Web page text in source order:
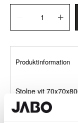
Produktinformation
Stolpe vit
gång, toppstrykt
ansvarsfullt